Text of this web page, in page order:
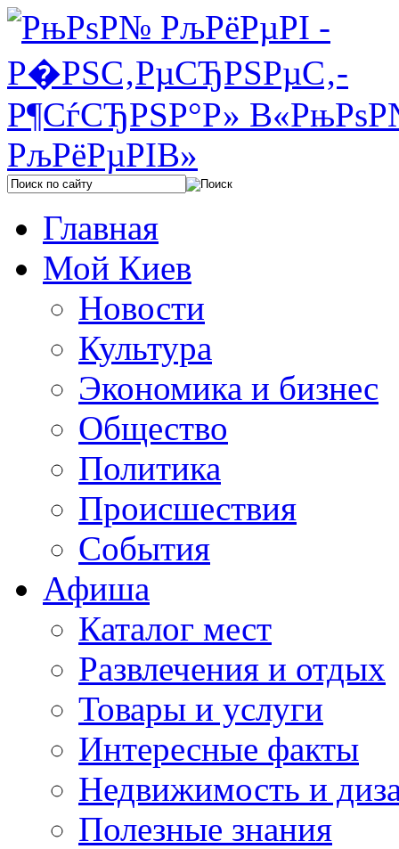
Главная
Мой Киев
Новости
Культура
Экономика и бизнес
Общество
Политика
Происшествия
События
Афиша
Каталог мест
Развлечения и отдых
Товары и услуги
Интересные факты
Недвижимость и
Полезные знания